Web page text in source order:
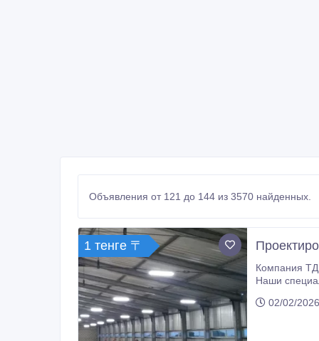
Объявления от 121 до 144 из 3570 найденных.
1 тенге 〒
Компания ТД
Наши
конструкций, так и более сложных конструкций размером до 3000 м²: каркасно-тентовых, БМЗ, ЛСТК, различных модульных
02/02/